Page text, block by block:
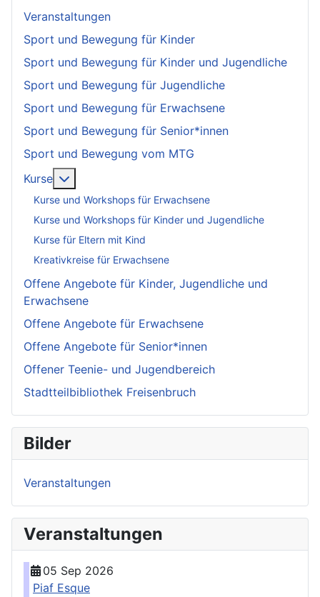
Veranstaltungen
Sport und Bewegung für Kinder
Sport und Bewegung für Kinder und Jugendliche
Sport und Bewegung für Jugendliche
Sport und Bewegung für Erwachsene
Sport und Bewegung für Senior*innen
Sport und Bewegung vom MTG
Kurse
Kurse und Workshops für Erwachsene
Kurse und Workshops für Kinder und Jugendliche
Kurse für Eltern mit Kind
Kreativkreise für Erwachsene
Offene Angebote für Kinder, Jugendliche und
Erwachsene
Offene Angebote für Erwachsene
Offene Angebote für Senior*innen
Offener Teenie- und Jugendbereich
Stadtteilbibliothek Freisenbruch
Bilder
Veranstaltungen
Veranstaltungen
05 Sep 2026
Piaf Esque